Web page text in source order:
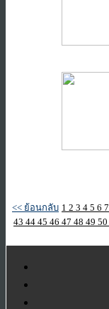
<< ย้อนกลับ 1 2 3 4 5 6 7
43 44 45 46 47 48 49 50